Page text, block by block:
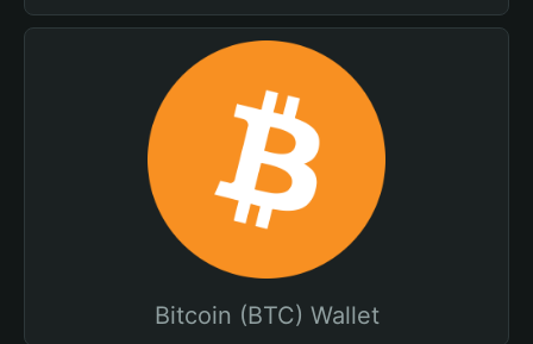
Bitcoin (BTC) Wallet